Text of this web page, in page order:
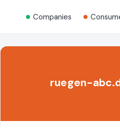
Companies
ruegen-